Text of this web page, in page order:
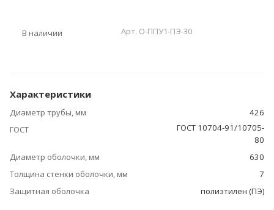
В наличии Арт. О-ППУ1-ПЭ-30
Характеристики
Диаметр трубы, мм
426
ГОСТ
ГОСТ 10704-91/10705-
80
Диаметр оболочки, мм
630
Толщина стенки оболочки, мм
7
Защитная оболочка
полиэтилен (ПЭ)